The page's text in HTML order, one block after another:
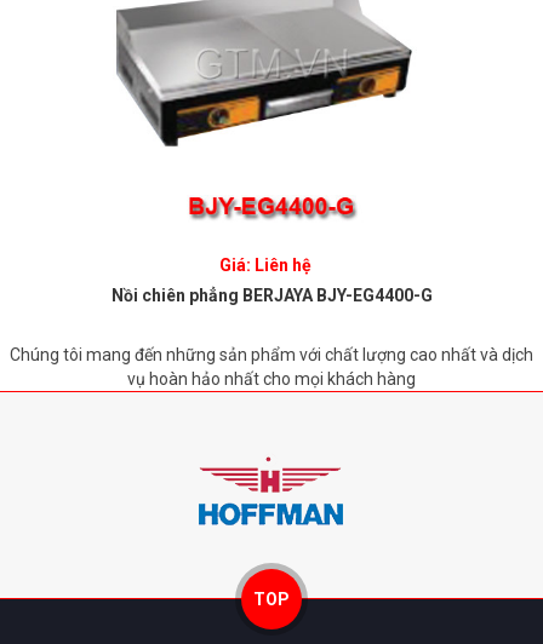
Giá: Liên hệ
Nồi chiên phẳng BERJAYA BJY-EG4400-G
Chúng tôi mang đến những sản phẩm với chất lượng cao nhất và dịch
vụ hoàn hảo nhất cho mọi khách hàng
TOP